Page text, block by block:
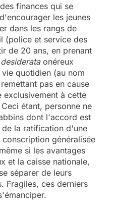
finances qui se
les jeunes
dans les rangs de
(police et service des
de 20 ans, en prenant
desiderataonéreux
quotidien (au nom
pas en cause
à cette
étant, personne ne
dont l'accord est
de la ratification d'une
généralisée
si les avantages
et la caisse nationale,
séparer de leurs
Fragiles, ces derniers